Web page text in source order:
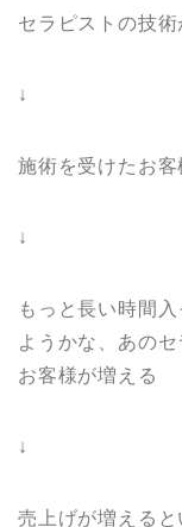
セラピストの技
↓
施術を受けたお
↓
もっと長い時間
ようかな、あの
お客様が増える
↓
売上げが増えると